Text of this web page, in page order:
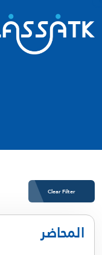
Clear Filter
المحاضر